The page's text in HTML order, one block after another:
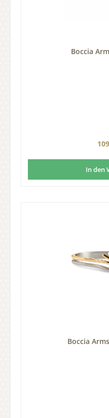
Boccia
In den
Boccia